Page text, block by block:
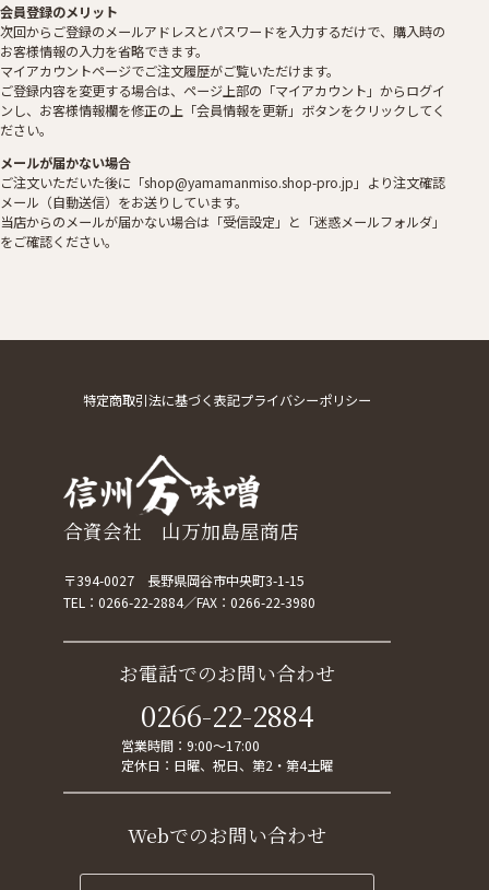
会員登録のメリット
次回からご登録のメールアドレスとパスワードを入力するだけで、購入時の
お客様情報の入力を省略できます。
マイアカウントページでご注文履歴がご覧いただけます。
ご登録内容を変更する場合は、ページ上部の「マイアカウント」からログイ
ンし、お客様情報欄を修正の上「会員情報を更新」ボタンをクリックしてく
ださい。
メールが届かない場合
ご注文いただいた後に「shop@yamamanmiso.shop-pro.jp」より注文確認
メール（自動送信）をお送りしています。
当店からのメールが届かない場合は「受信設定」と「迷惑メールフォルダ」
をご確認ください。
特定商取引法に基づく表記プライバシーポリシー
合資会社 山万加島屋商店
〒394-0027 長野県岡谷市中央町3-1-15
TEL： 0266-22-2884 FAX：0266-22-3980
お電話でのお問い合わせ
0266-22-2884
営業時間：9:00～17:00
定休日：日曜、祝日、第2・第4土曜
Webでのお問い合わせ